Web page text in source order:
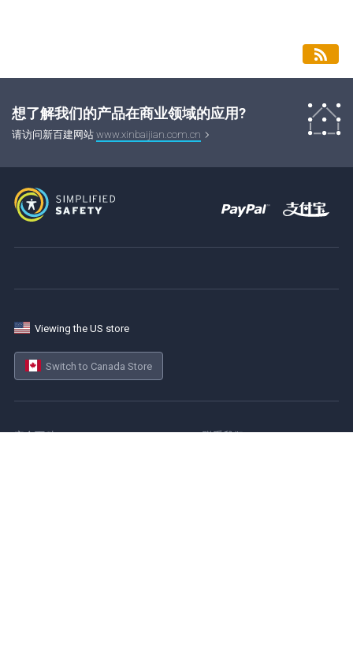
想了解我们的产品在商业领域的应用?
请访问新百建网站 www.xinbaijian.com.cn
Viewing the US store
Switch to Canada Store
安全百科 联系我们